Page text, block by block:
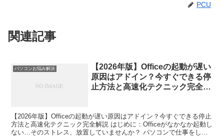
PCU
関連記事
パソコンお悩み解決
【2026年版】Officeの起動が遅い
原因はアドイン？今すぐできる停
止方法と高速化テクニック完全解
【2026年版】Officeの起動が遅い原因はアドイン？今すぐできる停止
方法と高速化テクニック完全解説 はじめに：Officeがなかなか起動し
ない…そのストレス、放置していませんか？ パソコンで仕事をして